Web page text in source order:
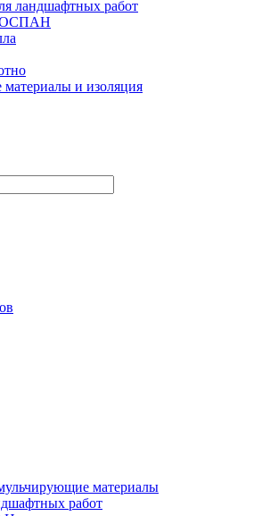
ландшафтных работ
материалы и изоляция
материалы
работ